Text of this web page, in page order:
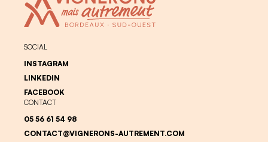
SOCIAL
INSTAGRAM
LINKEDIN
FACEBOOK
CONTACT
05 56 61 54 98
CONTACT@VIGNERONS-AUTREMENT.COM